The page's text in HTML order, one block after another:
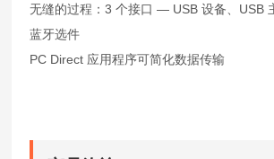
无缝的过程：3 个接口 — USB 设备、USB
蓝牙选件
PC Direct 应用程序可简化数据传输